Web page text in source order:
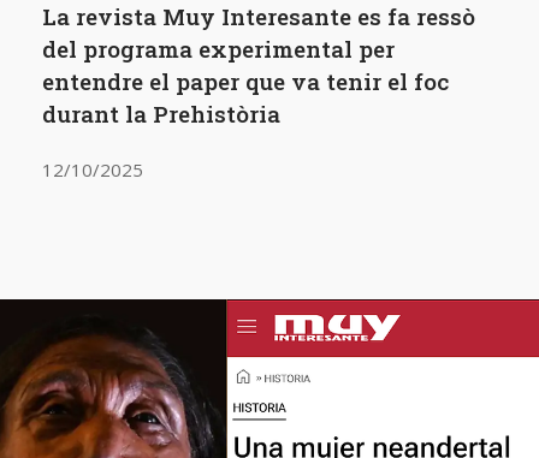
La revista Muy Interesante es fa ressò
del programa experimental per
entendre el paper que va tenir el foc
durant la Prehistòria
12/10/2025